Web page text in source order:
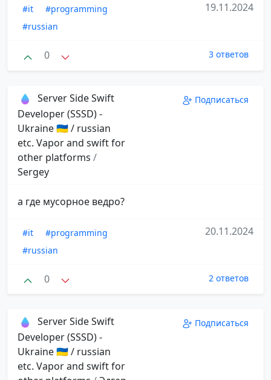
#it
#programming
#russian
19.11.2024
0 3 ответов
Server Side Swift
Developer (SSSD) -
Ukraine 🇺🇦 / russian
etc. Vapor and swift for
other platforms /
Sergey
Подписаться
а где мусорное ведро?
#it
#programming
#russian
20.11.2024
0 2 ответов
Server Side Swift
Developer (SSSD) -
Ukraine 🇺🇦 / russian
etc. Vapor and swift for
Подписаться